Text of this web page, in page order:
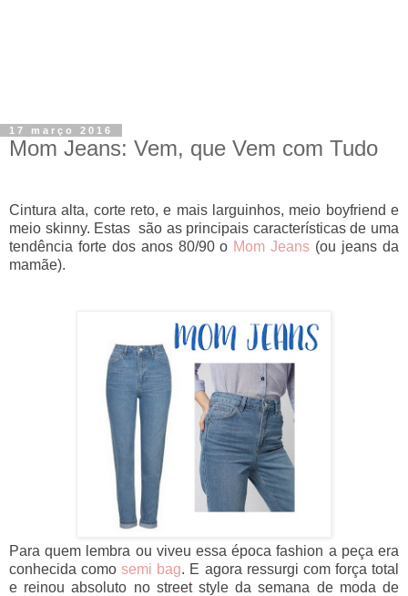
17 março 2016
Mom Jeans: Vem, que Vem com Tudo
Cintura alta, corte reto, e mais larguinhos, meio boyfriend e
meio skinny. Estas são as principais características de uma
tendência forte dos anos 80/90 o Mom Jeans (ou jeans da
mamãe).
Para quem lembra ou viveu essa época fashion a peça era
conhecida comosemi bag. E agora ressurgi com força total
e reinou absoluto no street style da semana de moda de